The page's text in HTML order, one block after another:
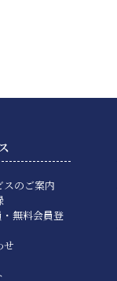
スのご案内
無料会員登
せ